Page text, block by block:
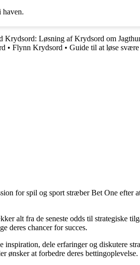
haven.
Krydsord: Løsning af Krydsord om
• Flynn Krydsord • Guide til at løse
for spil og sport stræber Bet One
alt fra de seneste odds til strategiske
deres chancer for succes.
dele erfaringer og diskutere
at forbedre deres bettingoplevelse.